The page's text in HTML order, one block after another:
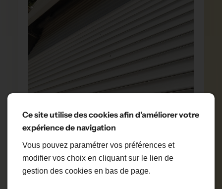
Ce site utilise des cookies afin d’améliorer votre
expérience de navigation
Vous pouvez paramétrer vos préférences et
modifier vos choix en cliquant sur le lien de
gestion des cookies en bas de page.